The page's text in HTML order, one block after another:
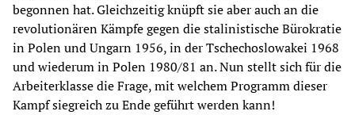
begonnen hat. Gleichzeitig knüpft sie aber auch an die
revolutionären Kämpfe gegen die stalinistische Bürokratie
in Polen und Ungarn 1956, in der Tschechoslowakei 1968
und wiederum in Polen 1980/81 an. Nun stellt sich für die
Arbeiterklasse die Frage, mit welchem Programm dieser
Kampf siegreich zu Ende geführt werden kann!